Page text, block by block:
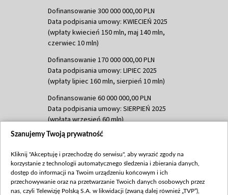
Dofinansowanie 300 000 000,00 PLN
Data podpisania umowy: KWIECIEŃ 2025
(wpłaty kwiecień 150 mln, maj 140 mln,
czerwiec 10 mln)
Dofinansowanie 170 000 000,00 PLN
Data podpisania umowy: LIPIEC 2025
(wpłaty lipiec 160 mln, sierpień 10 mln)
Dofinansowanie 60 000 000,00 PLN
Data podpisania umowy: SIERPIEŃ 2025
(wpłata wrzesień 60 mln)
Dofinansowanie 635 783 051,21 PLN
(wpłata wrzesień 100 mln, październik 350
mln, listopad 265 mln)
Dofinansowanie 48 862 000,00 PLN
Szanujemy Twoją prywatność
Kliknij "Akceptuję i przechodzę do serwisu", aby wyrazić zgody na
korzystanie z technologii automatycznego śledzenia i zbierania danych,
dostęp do informacji na Twoim urządzeniu końcowym i ich
przechowywanie oraz na przetwarzanie Twoich danych osobowych przez
nas, czyli Telewizję Polską S.A. w likwidacji (zwaną dalej również „TVP”),